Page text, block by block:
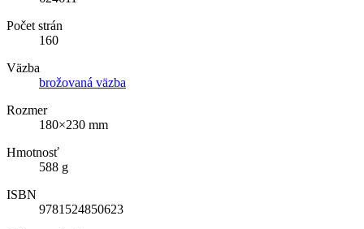
Počet strán
160
Väzba
brožovaná väzba
Rozmer
180×230 mm
Hmotnosť
588 g
ISBN
9781524850623